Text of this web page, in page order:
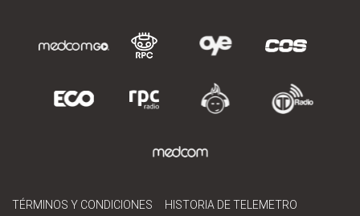
TÉRMINOS Y CONDICIONES HISTORIA DE TELEMETRO